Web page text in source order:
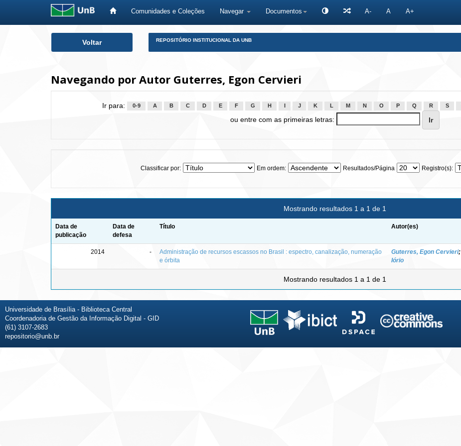
Comunidades e Coleções Navegar Documentos A- A A+
Voltar REPOSITÓRIO INSTITUCIONAL DA UNB
Navegando por Autor Guterres, Egon Cervieri
Ir para: 0-9 A B C D E F G H J K L M N O P Q R S
ou entre com as primeiras letras:
Classificar por: Em ordem: Resultados/Página Registro(s):
Mostrando resultados 1 a 1 de 1
Data de
publicação
Data de
defesa
Título Autor(es)
2014 -
Administração de recursos escassos no Brasil : espectro, canalização, numeração
e órbita
Guterres, Egon Cervieri;
Iório
Mostrando resultados 1 a 1 de 1
Universidade de Brasília - Biblioteca Central
Coordenadoria de Gestão da Informação Digital - GID
(61) 3107-2683
repositorio@unb.br